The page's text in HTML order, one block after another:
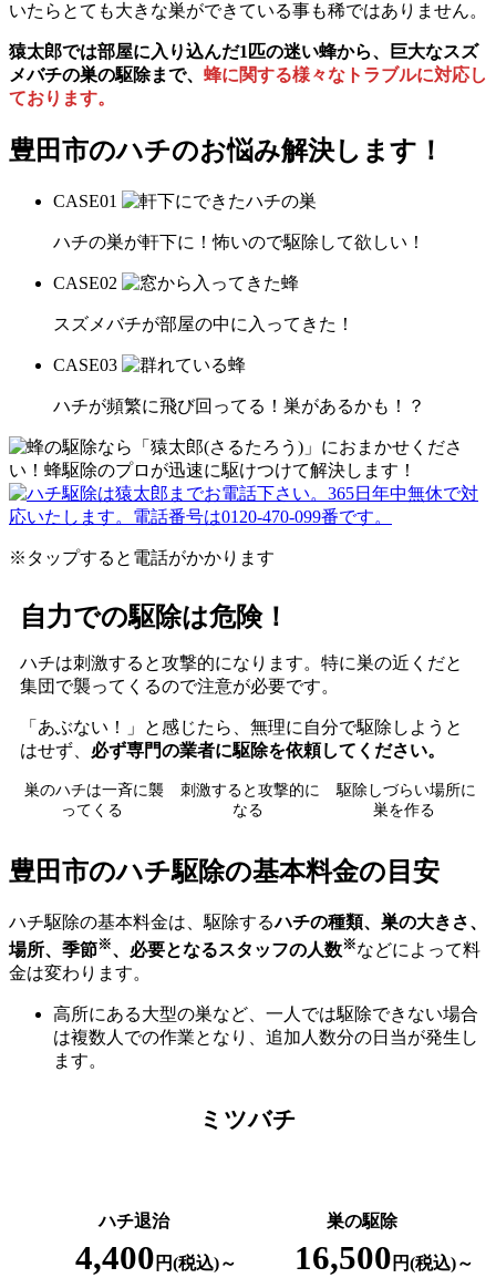
いたらとても大きな巣ができている事も稀ではありません。
猿太郎では部屋に入り込んだ1匹の迷い蜂から、巨大なスズ
メバチの巣の駆除まで、 蜂に関する様々なトラブルに対応し
ております。
豊田市のハチのお悩み解決します！
CASE01
ハチの巣が軒下に！怖いので駆除して欲しい！
CASE02
スズメバチが部屋の中に入ってきた！
CASE03
ハチが頻繁に飛び回ってる！巣があるかも！？
※タップすると電話がかかります
自力での駆除は危険！
ハチは刺激すると攻撃的になります。特に巣の近くだと
集団で襲ってくるので注意が必要です。
「あぶない！」と感じたら、無理に自分で駆除しようと
はせず、 必ず専門の業者に駆除を依頼してください。
巣のハチは一斉に襲
ってくる
刺激すると攻撃的に
なる
駆除しづらい場所に
巣を作る
豊田市のハチ駆除の基本料金の目安
ハチ駆除の基本料金は、駆除するハチの種類、巣の大きさ、
場所、季節※、必要となるスタッフの人数※などによって料
金は変わります。
高所にある大型の巣など、一人では駆除できない場合
は複数人での作業となり、追加人数分の日当が発生し
ます。
ミツバチ
ハチ退治
4,400 円(税込)～
巣の駆除
16,500 円(税込)～